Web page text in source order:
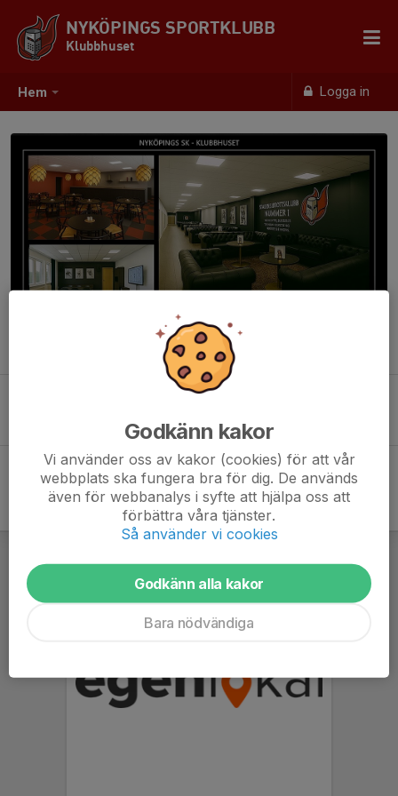
Hem Logga in
NYKÖPINGS SPORTKLUBB
Klubbhuset
Godkänn kakor
Vi använder oss av kakor (cookies) för att vår
webbplats ska fungera bra för dig. De används
även för webbanalys i syfte att hjälpa oss att
förbättra våra tjänster.
Så använder vi cookies
Godkänn alla kakor
Bara nödvändiga